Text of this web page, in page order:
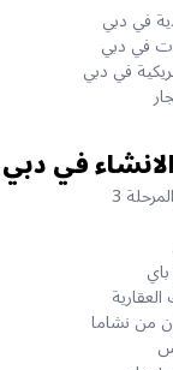
في دبي
في دبي
في دبي
في دبي
3
من نشاما